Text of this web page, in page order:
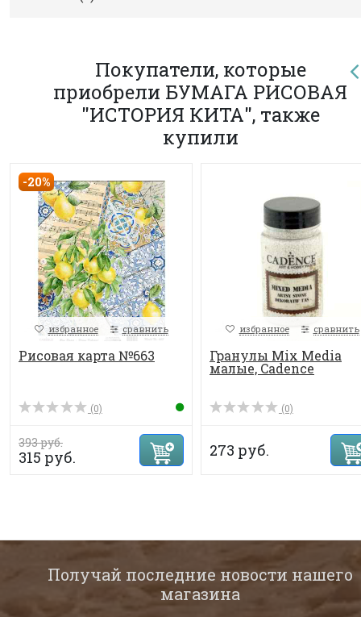
Покупатели, которые
приобрели БУМАГА РИСОВАЯ
"ИСТОРИЯ КИТА", также
купили
-20%
избранное сравнить
Рисовая карта №663
(0)
393 руб.
315 руб.
избранное сравнить
Гранулы Mix Media
малые, Cadence
(0)
273 руб.
Получай последние новости нашего
магазина